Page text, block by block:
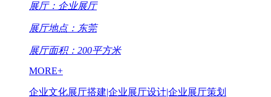
展厅：企业展厅
展厅地点：东莞
展厅面积：200平方米
MORE+
企业文化展厅搭建|企业展厅设计|企业展厅策划